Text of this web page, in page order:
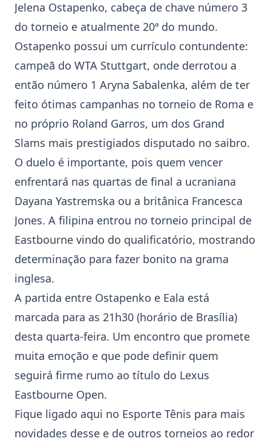
Jelena Ostapenko, cabeça de chave número 3
do torneio e atualmente 20ª do mundo.
Ostapenko possui um currículo contundente:
campeã do WTA Stuttgart, onde derrotou a
então número 1 Aryna Sabalenka, além de ter
feito ótimas campanhas no torneio de Roma e
no próprio Roland Garros, um dos Grand
Slams mais prestigiados disputado no saibro.
O duelo é importante, pois quem vencer
enfrentará nas quartas de final a ucraniana
Dayana Yastremska ou a britânica Francesca
Jones. A filipina entrou no torneio principal de
Eastbourne vindo do qualificatório, mostrando
determinação para fazer bonito na grama
inglesa.
A partida entre Ostapenko e Eala está
marcada para as 21h30 (horário de Brasília)
desta quarta-feira. Um encontro que promete
muita emoção e que pode definir quem
seguirá firme rumo ao título do Lexus
Eastbourne Open.
Fique ligado aqui no Esporte Tênis para mais
novidades desse e de outros torneios ao redor